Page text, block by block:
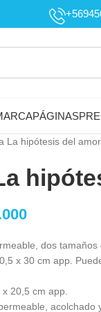
La hipótesis del amor
dos tamaños
x 30 cm app.
20,5 cm app.
acolchado